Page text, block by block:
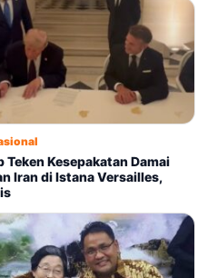
Teken Kesepakatan Damai
Iran di Istana Versailles,